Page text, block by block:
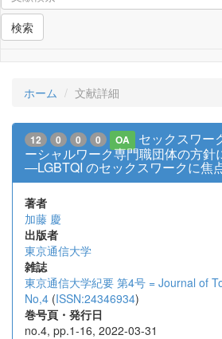
検索
ホーム 文献詳細
12 0 0 0 OA
セックスワー
ーシャルワーク専門職団体の方針
―LGBTQI のセックスワークに焦
著者
加藤 慶
出版者
東京通信大学
雑誌
東京通信大学紀要 第4号 = Journal of
No,4 (ISSN:24346934)
巻号頁・発行日
no.4, pp.1-16, 2022-03-31